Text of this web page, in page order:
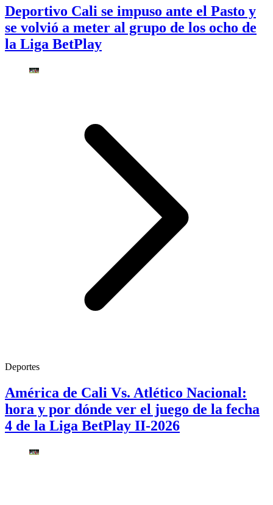
Deportivo Cali se impuso ante el Pasto y
se volvió a meter al grupo de los ocho de
la Liga BetPlay
Deportes
América de Cali Vs. Atlético Nacional:
hora y por dónde ver el juego de la fecha
4 de la Liga BetPlay II-2026